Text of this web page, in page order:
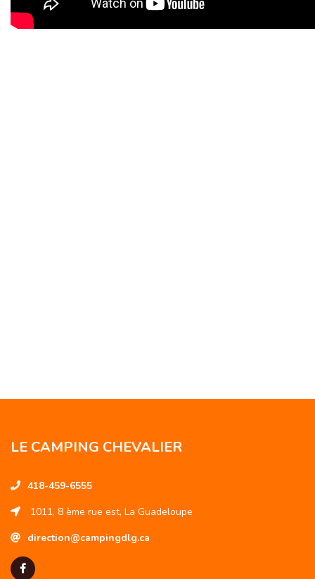
LE CAMPING CHEVALIER
418-459-6555
1011, 8 ème rue est, La Guadeloupe
direction@campingdlg.ca